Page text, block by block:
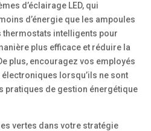
d’éclairage LED, qui
d’énergie que les ampoules
intelligents pour
plus efficace et réduire la
plus, encouragez vos employés
lorsqu’ils ne sont
pratiques de gestion énergétique
vertes dans votre stratégie